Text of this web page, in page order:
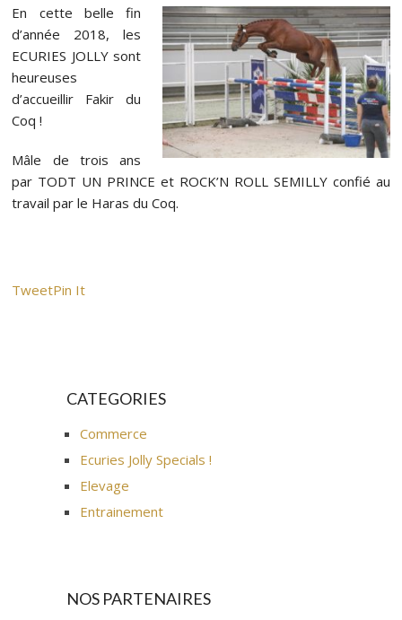
En cette belle fin
d’année 2018, les
ECURIES JOLLY sont
heureuses
d’accueillir Fakir du
Coq !
Mâle de trois ans
par TODT UN PRINCE et ROCK’N ROLL SEMILLY confié au
travail par le Haras du Coq.
TweetPin It
CATEGORIES
Commerce
Ecuries Jolly Specials !
Elevage
Entrainement
NOS PARTENAIRES